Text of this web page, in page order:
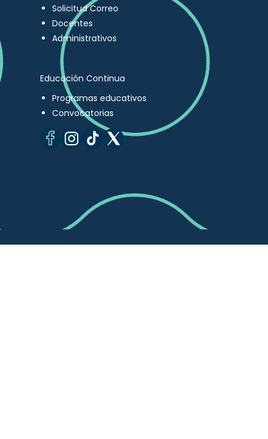
Solicitud Correo
Docentes
Administrativos
Educación Continua
Programas educativos
Convocatorias